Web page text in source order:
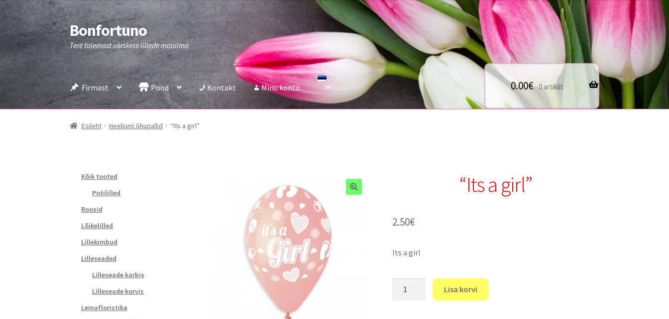
Liigu
navigeerimisele
Liigu
sisu
juurde
Bonfortuno
Tere tulemast värskete lillede maailma
Firmast Pood Kontakt Minu konto 0.00€ 0 artiklit
Esileht Heeliumi õhupallid “Its a girl”
“Its a girl”
2.50€
Its a girl
Lisa korvi
Kõik tooted
Potililled
Roosid
Lõikelilled
Lillekimbud
Lilleseaded
Lilleseade karbis
Lilleseade korvis
Leinafloristika